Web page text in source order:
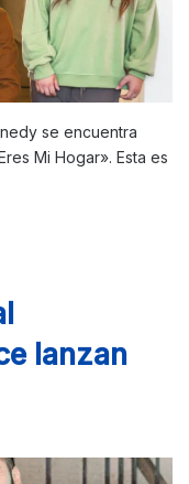
se encuentra
Mi Hogar». Esta es
lanzan